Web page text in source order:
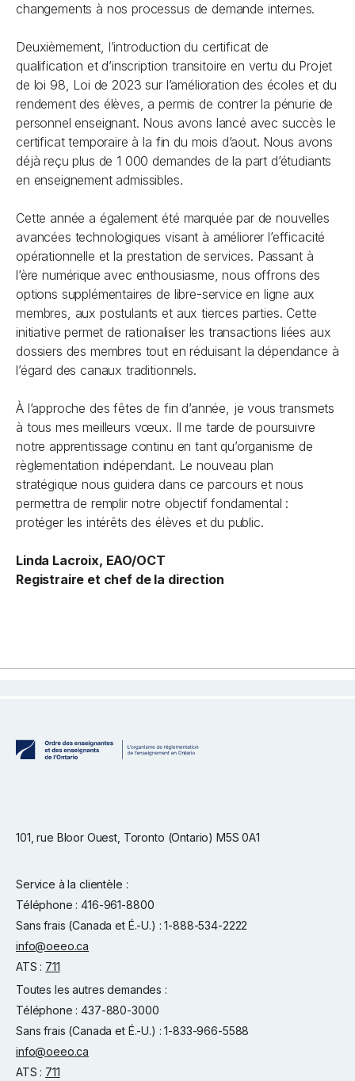
changements à nos processus de demande internes.
Deuxièmement, l’introduction du certificat de
qualification et d’inscription transitoire en vertu du Projet
de loi 98, Loi de 2023 sur l’amélioration des écoles et du
rendement des élèves, a permis de contrer la pénurie de
personnel enseignant. Nous avons lancé avec succès le
certificat temporaire à la fin du mois d’aout. Nous avons
déjà reçu plus de 1 000 demandes de la part d’étudiants
en enseignement admissibles.
Cette année a également été marquée par de nouvelles
avancées technologiques visant à améliorer l’efficacité
opérationnelle et la prestation de services. Passant à
l’ère numérique avec enthousiasme, nous offrons des
options supplémentaires de libre-service en ligne aux
membres, aux postulants et aux tierces parties. Cette
initiative permet de rationaliser les transactions liées aux
dossiers des membres tout en réduisant la dépendance à
l’égard des canaux traditionnels.
À l’approche des fêtes de fin d’année, je vous transmets
à tous mes meilleurs vœux. Il me tarde de poursuivre
notre apprentissage continu en tant qu’organisme de
règlementation indépendant. Le nouveau plan
stratégique nous guidera dans ce parcours et nous
permettra de remplir notre objectif fondamental :
protéger les intérêts des élèves et du public.
Linda Lacroix, EAO/OCT
Registraire et chef de la direction
101, rue Bloor Ouest, Toronto (Ontario) M5S 0A1
Service à la clientèle :
Téléphone : 416-961-8800
Sans frais (Canada et É.-U.) : 1-888-534-2222
info@oeeo.ca
ATS : 711
Toutes les autres demandes :
Téléphone : 437-880-3000
Sans frais (Canada et É.-U.) : 1-833-966-5588
info@oeeo.ca
ATS : 711